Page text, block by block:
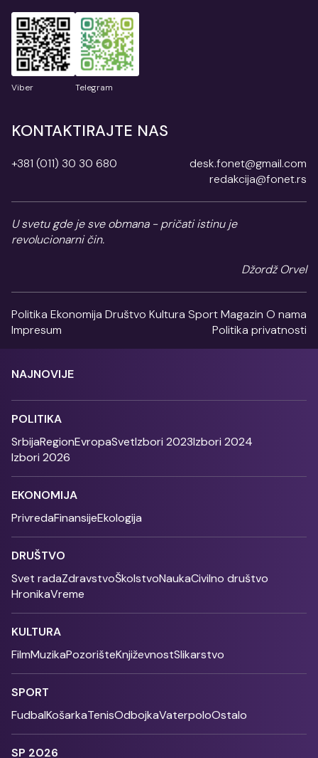
Viber Telegram
KONTAKTIRAJTE NAS
+381 (011) 30 30 680
desk.fonet@gmail.com
redakcija@fonet.rs
U svetu gde je sve obmana - pričati istinu je
revolucionarni čin.
Džordž Orvel
Politika Ekonomija Društvo Kultura SportMagazin O nama
Impresum
Politika privatnosti
NAJNOVIJE
POLITIKA
SrbijaRegionEvropaSvetIzbori 2023Izbori 2024
Izbori 2026
EKONOMIJA
PrivredaFinansijeEkologija
DRUŠTVO
Svet radaZdravstvoŠkolstvoNaukaCivilno društvo
HronikaVreme
KULTURA
FilmMuzikaPozorišteKnjiževnostSlikarstvo
SPORT
FudbalKošarkaTenisOdbojkaVaterpoloOstalo
SP 2026